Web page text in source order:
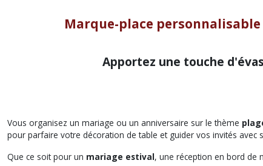
Marque-place
Apportez une touche
Vous organisez un mariage ou un anniversaire sur le thème
pour parfaire votre décoration de table et guider vos invités avec
Que ce soit pour un mariage estival, une réception en bord de